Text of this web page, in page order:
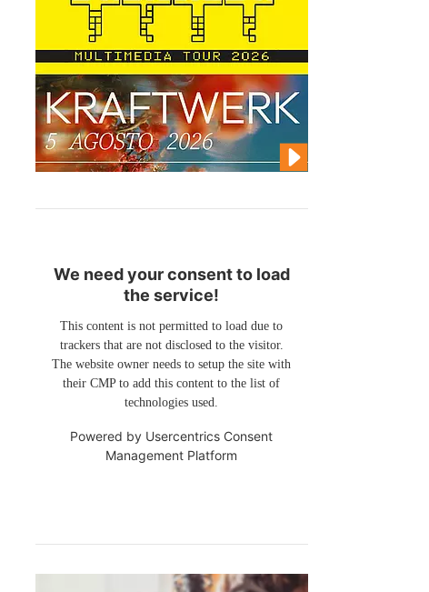
We need your consent to load
the service!
This content is not permitted to load due to
trackers that are not disclosed to the visitor.
The website owner needs to setup the site with
their CMP to add this content to the list of
technologies used.
Powered by Usercentrics Consent
Management Platform